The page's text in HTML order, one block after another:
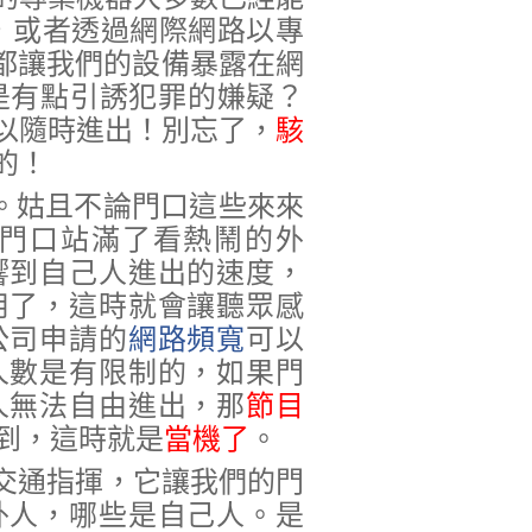
者透過網際網路以專
讓我們的設備暴露在網
點引誘犯罪的嫌疑？
隨時進出！別忘了， 駭
！
姑且不論門口這些來來
口站滿了看熱鬧的外
自己人進出的速度，
了，這時就會讓聽眾感
司申請的網路頻寬可以
是有限制的，如果門
法自由進出，那節目
，這時就是當機了 。
通指揮，它讓我們的門
，哪些是自己人。是